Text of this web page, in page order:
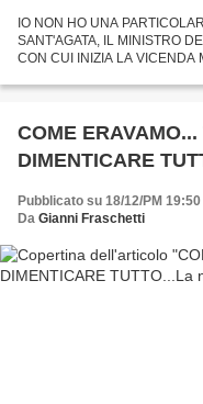
IO NON HO UNA
SANT'AGATA, IL MINISTRO
CON CUI INIZIA LA VICENDA
MA NON SI PUO' NON...
COME
DIMENTICARE
Pubblicato su 18/12/PM 19:50
Da Gianni Fraschetti